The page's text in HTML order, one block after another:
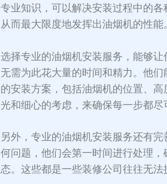
专业知识，可以解决安装过程中的
从而最大限度地发挥出油烟机的性能。
选择专业的油烟机安装服务，能够
无需为此花大量的时间和精力。他
的安装方案，包括油烟机的位置、
光和细心的考虑，来确保每一步都尽
另外，专业的油烟机安装服务还有
何问题，他们会第一时间进行处理
态。这些都是一些装修公司往往无法